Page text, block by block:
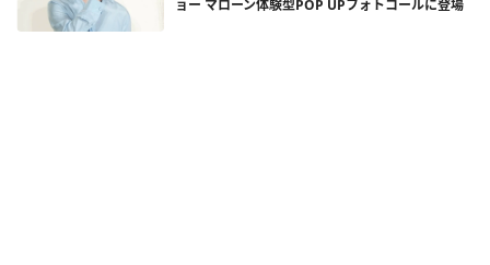
ョー マローン体験型POP UPフォトコールに登場